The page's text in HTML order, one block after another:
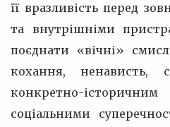
її вразливість перед
та внутрішніми
поєднати «вічні»
кохання,
конкретно-
соціальними